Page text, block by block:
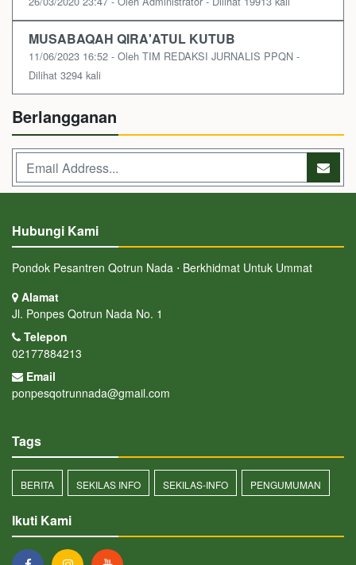
MUSABAQAH QIRA'ATUL KUTUB
11/06/2023 16:52 - Oleh TIM REDAKSI JURNALIS PPQN -
Dilihat 3294 kali
Berlangganan
Hubungi Kami
Pondok Pesantren Qotrun Nada ⋅ Berkhidmat Untuk Ummat
Alamat
Jl. Ponpes Qotrun Nada No. 1
Telepon
02177884213
Email
ponpesqotrunnada@gmail.com
Tags
BERITA SEKILAS INFO SEKILAS-INFO PENGUMUMAN
Ikuti Kami